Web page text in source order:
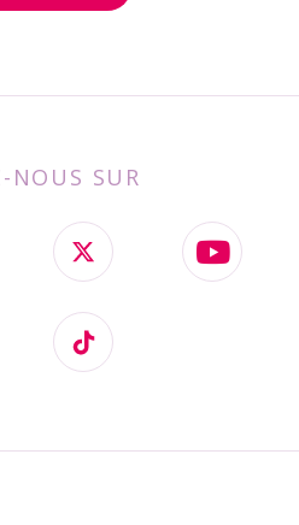
NOUS SUR